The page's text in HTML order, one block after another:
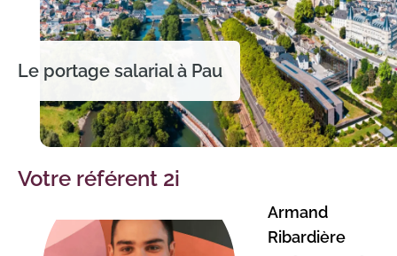
Le portage salarial à Pau
Votre référent 2i
Armand
Ribardière